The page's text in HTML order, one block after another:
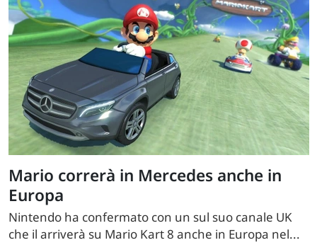
Mario correrà in Mercedes anche in
Europa
Nintendo ha confermato con un sul suo canale UK
che il arriverà su Mario Kart 8 anche in Europa nel...